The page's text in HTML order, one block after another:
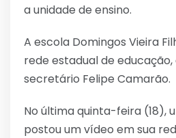
a unidade de ensino.
A escola Domingos Vieira
rede estadual de
secretário Felipe Camarão.
No última quinta-feira (18),
postou um vídeo em sua